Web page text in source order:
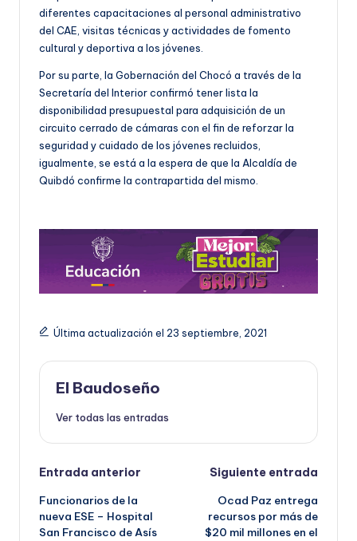
diferentes capacitaciones al personal administrativo
del CAE, visitas técnicas y actividades de fomento
cultural y deportiva a los jóvenes.
Por su parte, la Gobernación del Chocó a través de la
Secretaría del Interior confirmó tener lista la
disponibilidad presupuestal para adquisición de un
circuito cerrado de cámaras con el fin de reforzar la
seguridad y cuidado de los jóvenes recluidos,
igualmente, se está a la espera de que la Alcaldía de
Quibdó confirme la contrapartida del mismo.
Última actualización el 23 septiembre, 2021
El Baudoseño
Ver todas las entradas
Navegación
de
Entrada anterior
Funcionarios de la
nueva ESE – Hospital
San Francisco de Asís
Siguiente entrada
Ocad Paz entrega
recursos por más de
$20 mil millones en el